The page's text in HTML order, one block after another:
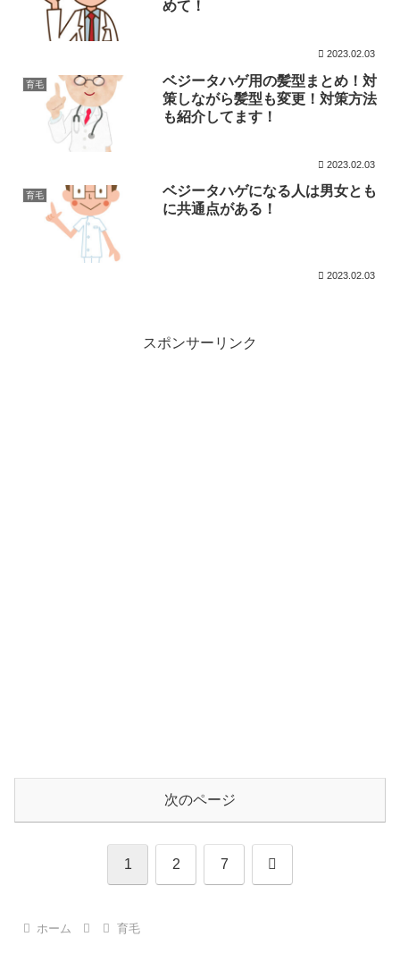
めて！
2023.02.03
育毛
ベジータハゲ用の髪型まとめ！対
策しながら髪型も変更！対策方法
も紹介してます！
2023.02.03
育毛
ベジータハゲになる人は男女とも
に共通点がある！
2023.02.03
スポンサーリンク
次のページ
1 2 7 次
ホーム 育毛